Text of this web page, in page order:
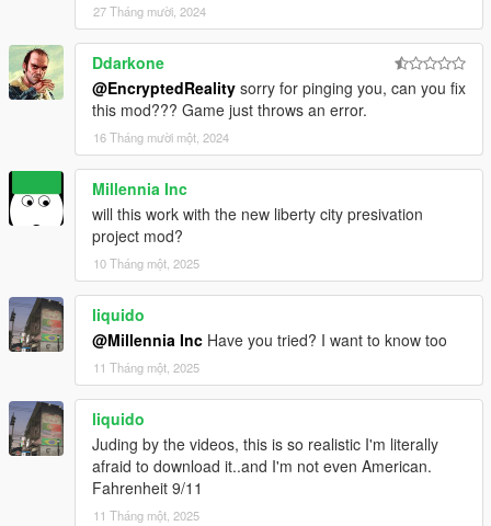
27 Tháng mười, 2024
Ddarkone
@EncryptedReality sorry for pinging you, can you fix
this mod??? Game just throws an error.
16 Tháng mười một, 2024
Millennia Inc
will this work with the new liberty city presivation
project mod?
10 Tháng một, 2025
liquido
@Millennia Inc Have you tried? I want to know too
11 Tháng một, 2025
liquido
Juding by the videos, this is so realistic I'm literally
afraid to download it..and I'm not even American.
Fahrenheit 9/11
11 Tháng một, 2025